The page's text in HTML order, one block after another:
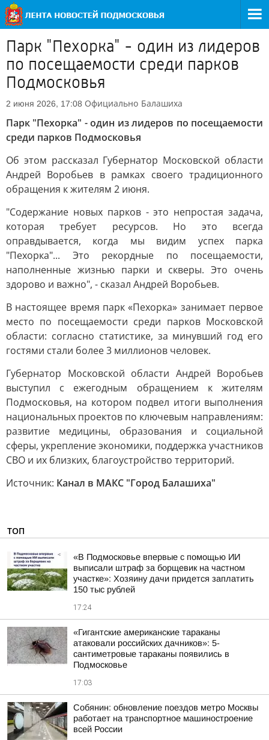
Парк "Пехорка" - один из лидеров
по посещаемости среди парков
Подмосковья
2 июня 2026, 17:08 Официально Балашиха
Парк "Пехорка" - один из лидеров по посещаемости
среди парков Подмосковья
Об этом рассказал Губернатор Московской области
Андрей Воробьев в рамках своего традиционного
обращения к жителям 2 июня.
"Содержание новых парков - это непростая задача,
которая требует ресурсов. Но это всегда
оправдывается, когда мы видим успех парка
"Пехорка"... Это рекордные по посещаемости,
наполненные жизнью парки и скверы. Это очень
здорово и важно", - сказал Андрей Воробьев.
В настоящее время парк «Пехорка» занимает первое
место по посещаемости среди парков Московской
области: согласно статистике, за минувший год его
гостями стали более 3 миллионов человек.
Губернатор Московской области Андрей Воробьев
выступил с ежегодным обращением к жителям
Подмосковья, на котором подвел итоги выполнения
национальных проектов по ключевым направлениям:
развитие медицины, образования и социальной
сферы, укрепление экономики, поддержка участников
СВО и их близких, благоустройство территорий.
Источник: Канал в МАКС "Город Балашиха"
ТОП
«В Подмосковье впервые с помощью ИИ
выписали штраф за борщевик на частном
участке»: Хозяину дачи придется заплатить
150 тыс рублей
17:24
«Гигантские американские тараканы
атаковали российских дачников»: 5-
сантиметровые тараканы появились в
Подмосковье
17:03
Собянин: обновление поездов метро Москвы
работает на транспортное машиностроение
всей России